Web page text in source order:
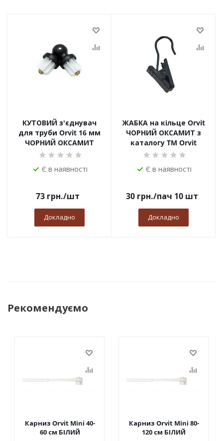
КУТОВИЙ з'єднувач
для труби Orvit 16 мм
ЧОРНИЙ ОКСАМИТ
Є в наявності
73 грн./шт
Докладно
ЖАБКА на кільце Orvit
ЧОРНИЙ ОКСАМИТ з
каталогу TM Orvit
Є в наявності
30грн./пач 10 шт
Докладно
Рекомендуємо
Карниз Orvit Mini 40-
60 см БІЛИЙ
Карниз Orvit Mini 80-
120 см БІЛИЙ